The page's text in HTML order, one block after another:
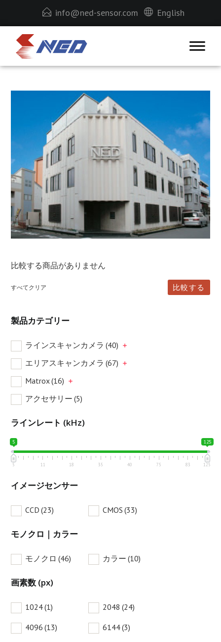
info@ned-sensor.com English
比較する商品がありません
すべてクリア 比較する
製品カテゴリー
ラインスキャンカメラ (40)
エリアスキャンカメラ (67)
Matrox(16)
アクセサリー (5)
ラインレート (kHz)
5 125
5 11 18 35 40 75 83 125
イメージセンサー
CCD (23) CMOS (33)
モノクロ｜カラー
モノクロ (46) カラー (10)
画素数 (px)
1024(1) 2048 (24)
4096 (13) 6144(3)